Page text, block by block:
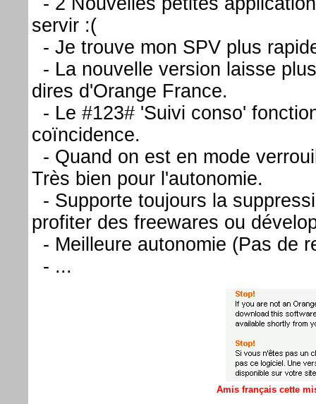
servir :(
- Je trouve mon SPV plus
- La nouvelle version laisse
dires d'Orange France.
- Le #123# 'Suivi conso'
coïncidence.
- Quand on est en mode
Très bien pour l'autonomie.
- Supporte toujours la
profiter des freewares ou
- Meilleure autonomie (Pas de
- ...
Amis français cette